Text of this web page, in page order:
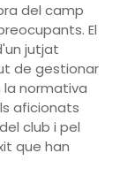
del camp
El
jutjat
de gestionar
la normativa
aficionats
club i pel
que han